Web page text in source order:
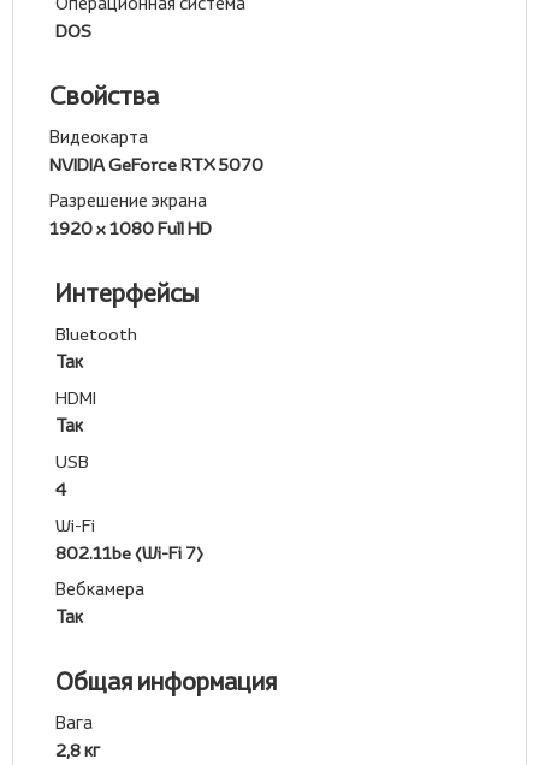
DOS
Свойства
Видеокарта
NVIDIA GeForce RTX 5070
Разрешение экрана
1920 x 1080 Full HD
Интерфейсы
Bluetooth
Так
HDMI
Так
USB
4
Wi-Fi
802.11be (Wi-Fi 7)
Вебкамера
Так
Общая информация
Вага
2,8 кг